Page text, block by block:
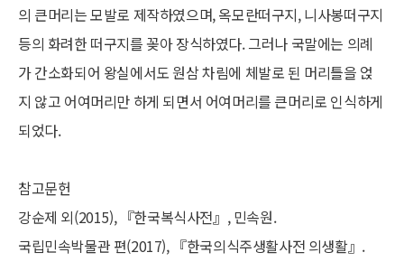
의 큰머리는 모발로 제작하였으며, 옥모란떠구지, 니사봉떠구지
등의 화려한 떠구지를 꽂아 장식하였다. 그러나 국말에는 의례
가 간소화되어 왕실에서도 원삼 차림에 체발로 된 머리틀을 얹
지 않고 어여머리만 하게 되면서 어여머리를 큰머리로 인식하게
되었다.
참고문헌
강순제 외(2015), 『한국복식사전』, 민속원.
국립민속박물관 편(2017), 『한국의식주생활사전 의생활』.